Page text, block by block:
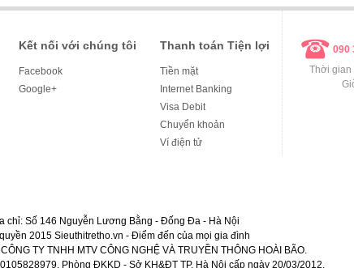
Kết nối với chúng tôi
Facebook
Google+
Thanh toán Tiện lợi
Tiền mặt
Internet Banking
Visa Debit
Chuyển khoản
Ví điện tử
090
Thời gian
chỉ: Số 146 Nguyễn Lương Bằng - Đống Đa - Hà Nội
2015 Sieuthitretho.vn - Điểm đến của mọi gia đình
TY TNHH MTV CÔNG NGHỆ VÀ TRUYỀN THÔNG HOÀI BÃO.
Phòng ĐKKD - Sở KH&ĐT TP. Hà Nội cấp ngày 20/03/2012.